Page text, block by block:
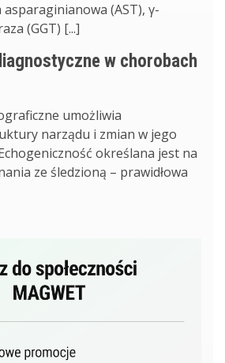
(AST), γ-
(GGT) [...]
w chorobach
umożliwia
narządu i zmian w jego
określana jest na
ze śledzioną – prawidłowa